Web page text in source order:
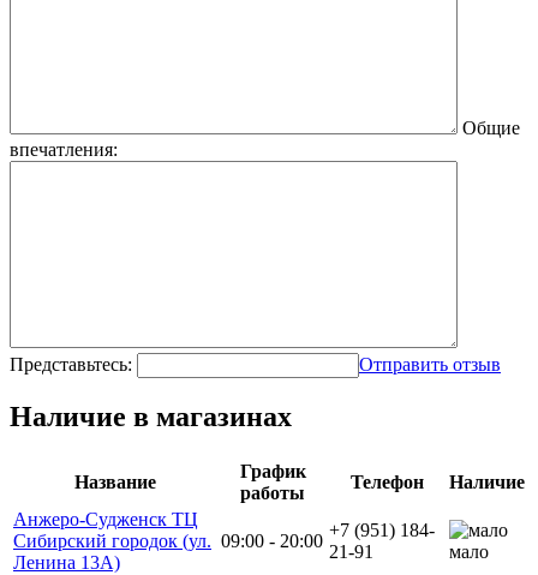
Общие
впечатления:
Представьтесь: Отправить отзыв
Наличие в магазинах
Название
График
работы
Телефон
Наличие
Анжеро-Судженск ТЦ
Сибирский городок (ул.
Ленина 13А)
09:00 - 20:00
+7 (951) 184-
21-91
мало